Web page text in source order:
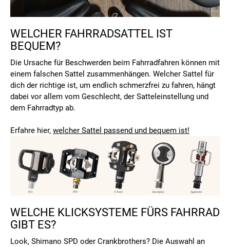
WELCHER FAHRRADSATTEL IST
BEQUEM?
Die Ursache für Beschwerden beim Fahrradfahren können mit
einem falschen Sattel zusammenhängen. Welcher Sattel für
dich der richtige ist, um endlich schmerzfrei zu fahren, hängt
dabei vor allem vom Geschlecht, der Satteleinstellung und
dem Fahrradtyp ab.
Erfahre hier, welcher Sattel passend und bequem ist!
WELCHE KLICKSYSTEME FÜRS FAHRRAD
GIBT ES?
Look, Shimano SPD oder Crankbrothers? Die Auswahl an